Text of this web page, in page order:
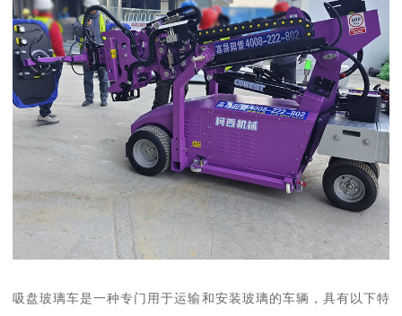
吸盘玻璃车是一种专门用于运输和安装玻璃的车辆，具有以下特